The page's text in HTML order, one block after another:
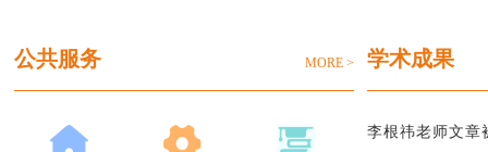
公共服务 MORE > 学术成果
李根祎老师文章